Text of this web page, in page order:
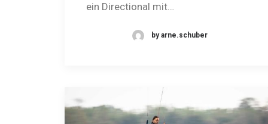
ein Directional mit…
by arne.schuber